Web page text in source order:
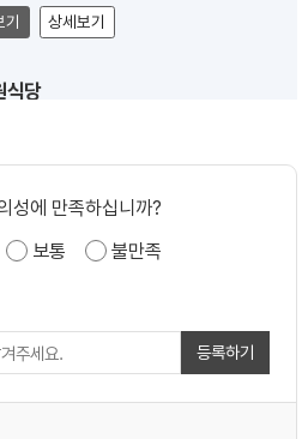
기 상세보기
식당
기 상세보기
의성군 의성읍 문소3길 70
보
의성군 의성읍 문소3길 73
성에 만족하십니까?
보통
불만족
등록하기